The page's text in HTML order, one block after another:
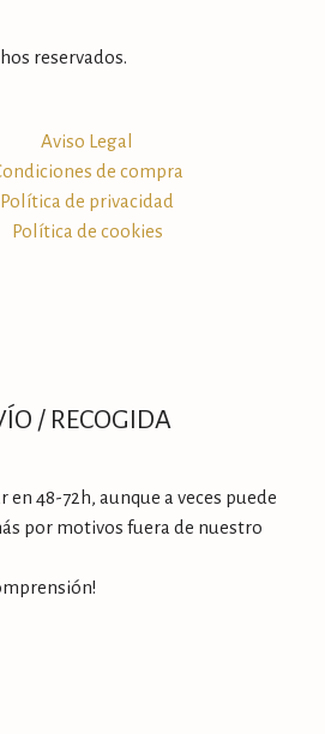
reservados.
Aviso Legal
de compra
Política de privacidad
Política de cookies
/ RECOGIDA
48-72h, aunque a veces puede
por motivos fuera de nuestro